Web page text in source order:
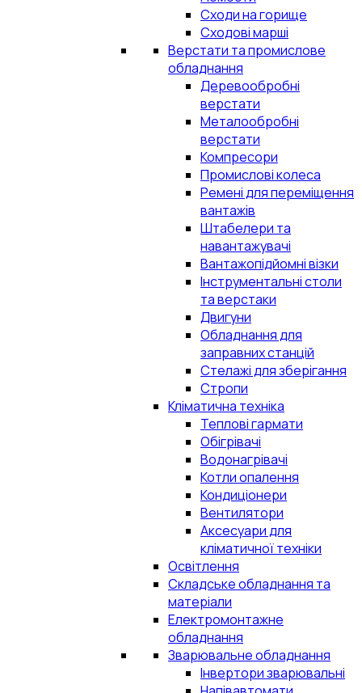
Сходи на горище
Сходові марші
Верстати та промислове
обладнання
Деревообробні
верстати
Металообробні
верстати
Компресори
Промислові колеса
Ремені для переміщення
вантажів
Штабелери та
навантажувачі
Вантажопідйомні візки
Інструментальні столи
та верстаки
Двигуни
Обладнання для
заправних станцій
Стелажі для зберігання
Стропи
Кліматична техніка
Теплові гармати
Обігрівачі
Водонагрівачі
Котли опалення
Кондиціонери
Вентилятори
Аксесуари для
кліматичної техніки
Освітлення
Складське обладнання та
матеріали
Електромонтажне
обладнання
Зварювальне обладнання
Інвертори зварювальні